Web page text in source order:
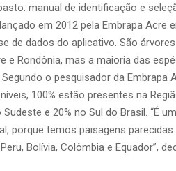
manual de identificação e
em 2012 pela Embrapa Acre
de dados do aplicativo. São árvores
Rondônia, mas a maioria das
o pesquisador da Embrapa
100% estão presentes na
e 20% no Sul do Brasil. “É um
porque temos paisagens parecidas
Bolívia, Colômbia e Equador”,